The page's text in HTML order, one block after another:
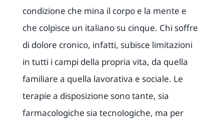
condizione che mina il corpo e la mente e
che colpisce un italiano su cinque. Chi soffre
di dolore cronico, infatti, subisce limitazioni
in tutti i campi della propria vita, da quella
familiare a quella lavorativa e sociale. Le
terapie a disposizione sono tante, sia
farmacologiche sia tecnologiche, ma per